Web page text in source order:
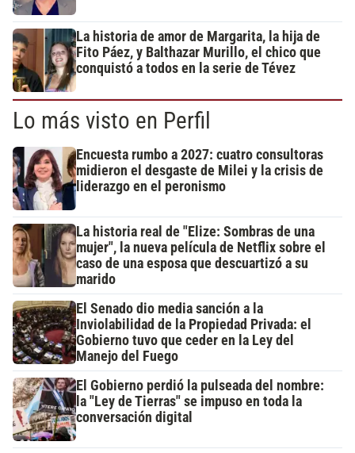
La historia de amor de Margarita, la hija de
Fito Páez, y Balthazar Murillo, el chico que
conquistó a todos en la serie de Tévez
Lo más visto en Perfil
Encuesta rumbo a 2027: cuatro consultoras
midieron el desgaste de Milei y la crisis de
liderazgo en el peronismo
La historia real de "Elize: Sombras de una
mujer", la nueva película de Netflix sobre el
caso de una esposa que descuartizó a su
marido
El Senado dio media sanción a la
Inviolabilidad de la Propiedad Privada: el
Gobierno tuvo que ceder en la Ley del
Manejo del Fuego
El Gobierno perdió la pulseada del nombre:
la "Ley de Tierras" se impuso en toda la
conversación digital